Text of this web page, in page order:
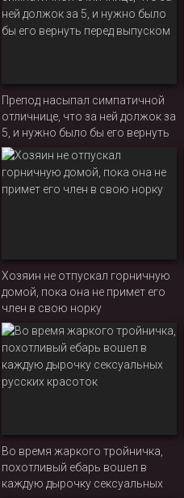
Препод насыпал симпатичной
отличнице, что за ней должок за
5, и нужно было бы его вернуть
перед выпуском
Хозяин не отпускал горничную
домой, пока она не примет его
член в свою норку
Во время жаркого тройничка,
похотливый ебарь вошел в
каждую дырочку сексуальных